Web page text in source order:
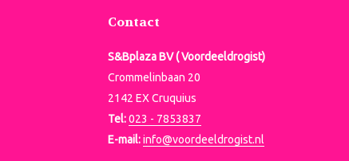
Contact
S&Bplaza BV ( Voordeeldrogist)
Crommelinbaan 20
2142 EX Cruquius
Tel:023 - 7853837
E-mail:info@voordeeldrogist.nl